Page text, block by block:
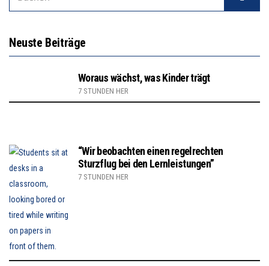
Neuste Beiträge
Woraus wächst, was Kinder trägt
7 STUNDEN HER
“Wir beobachten einen regelrechten
Sturzflug bei den Lernleistungen”
7 STUNDEN HER